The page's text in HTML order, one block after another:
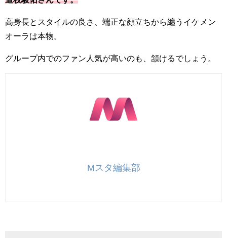
高身長とスタイルの良さ、端正な顔立ちから纏うイケメン
オーラは本物。
グループ内でのファン人気が高いのも、頷けるでしょう。
Mスタ編集部